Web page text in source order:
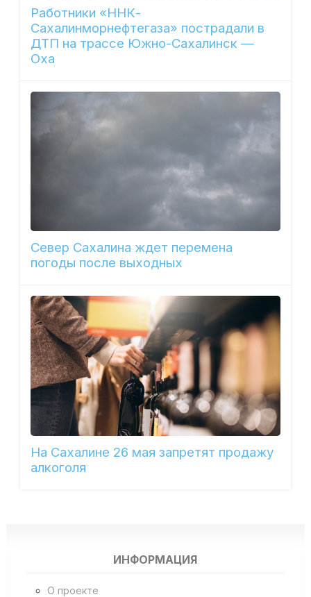
Работники «ННК-
Сахалинморнефтегаза» пострадали в
ДТП на трассе Южно-Сахалинск —
Оха
Север Сахалина ждет перемена
погоды после выходных
На Сахалине 26 мая запретят продажу
алкоголя
ИНФОРМАЦИЯ
О проекте